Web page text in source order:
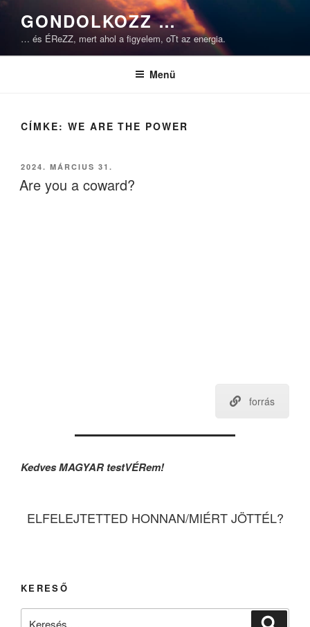
Tartalomhoz
GONDOLKOZZ …
… és ÉReZZ, mert ahol a figyelem, oTt az energia.
Menü
CÍMKE: WE ARE THE POWER
BEKÜLDVE:
2024. MÁRCIUS 31.
Are you a coward?
forrás
Kedves MAGYAR testVÉRem!
ELFELEJTETTED HONNAN/MIÉRT JÖTTÉL?
KERESŐ